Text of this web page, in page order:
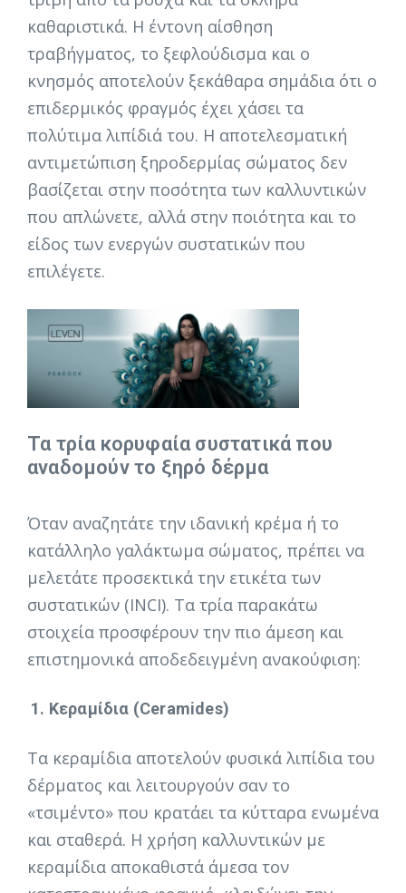
καθαριστικά. Η έντονη αίσθηση
τραβήγματος, το ξεφλούδισμα και ο
κνησμός αποτελούν ξεκάθαρα σημάδια ότι ο
επιδερμικός φραγμός έχει χάσει τα
πολύτιμα λιπίδιά του. Η αποτελεσματική
αντιμετώπιση ξηροδερμίας σώματος δεν
βασίζεται στην ποσότητα των καλλυντικών
που απλώνετε, αλλά στην ποιότητα και το
είδος των ενεργών συστατικών που
επιλέγετε.
Τα τρία κορυφαία συστατικά που
αναδομούν το ξηρό δέρμα
Όταν αναζητάτε την ιδανική κρέμα ή το
κατάλληλο γαλάκτωμα σώματος, πρέπει να
μελετάτε προσεκτικά την ετικέτα των
συστατικών (INCI). Τα τρία παρακάτω
στοιχεία προσφέρουν την πιο άμεση και
επιστημονικά αποδεδειγμένη ανακούφιση:
1. Κεραμίδια (Ceramides)
Τα κεραμίδια αποτελούν φυσικά λιπίδια του
δέρματος και λειτουργούν σαν το
«τσιμέντο» που κρατάει τα κύτταρα ενωμένα
και σταθερά. Η χρήση καλλυντικών με
κεραμίδια αποκαθιστά άμεσα τον